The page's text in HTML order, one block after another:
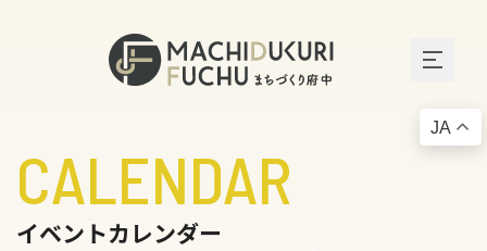
CALENDAR
イベントカレンダー
JA